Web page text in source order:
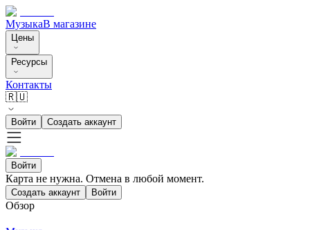
МузыкаВ магазине
Цены
Ресурсы
Контакты
🇷🇺
Войти Создать аккаунт
Войти
Карта не нужна. Отмена в любой момент.
Создать аккаунт Войти
Обзор